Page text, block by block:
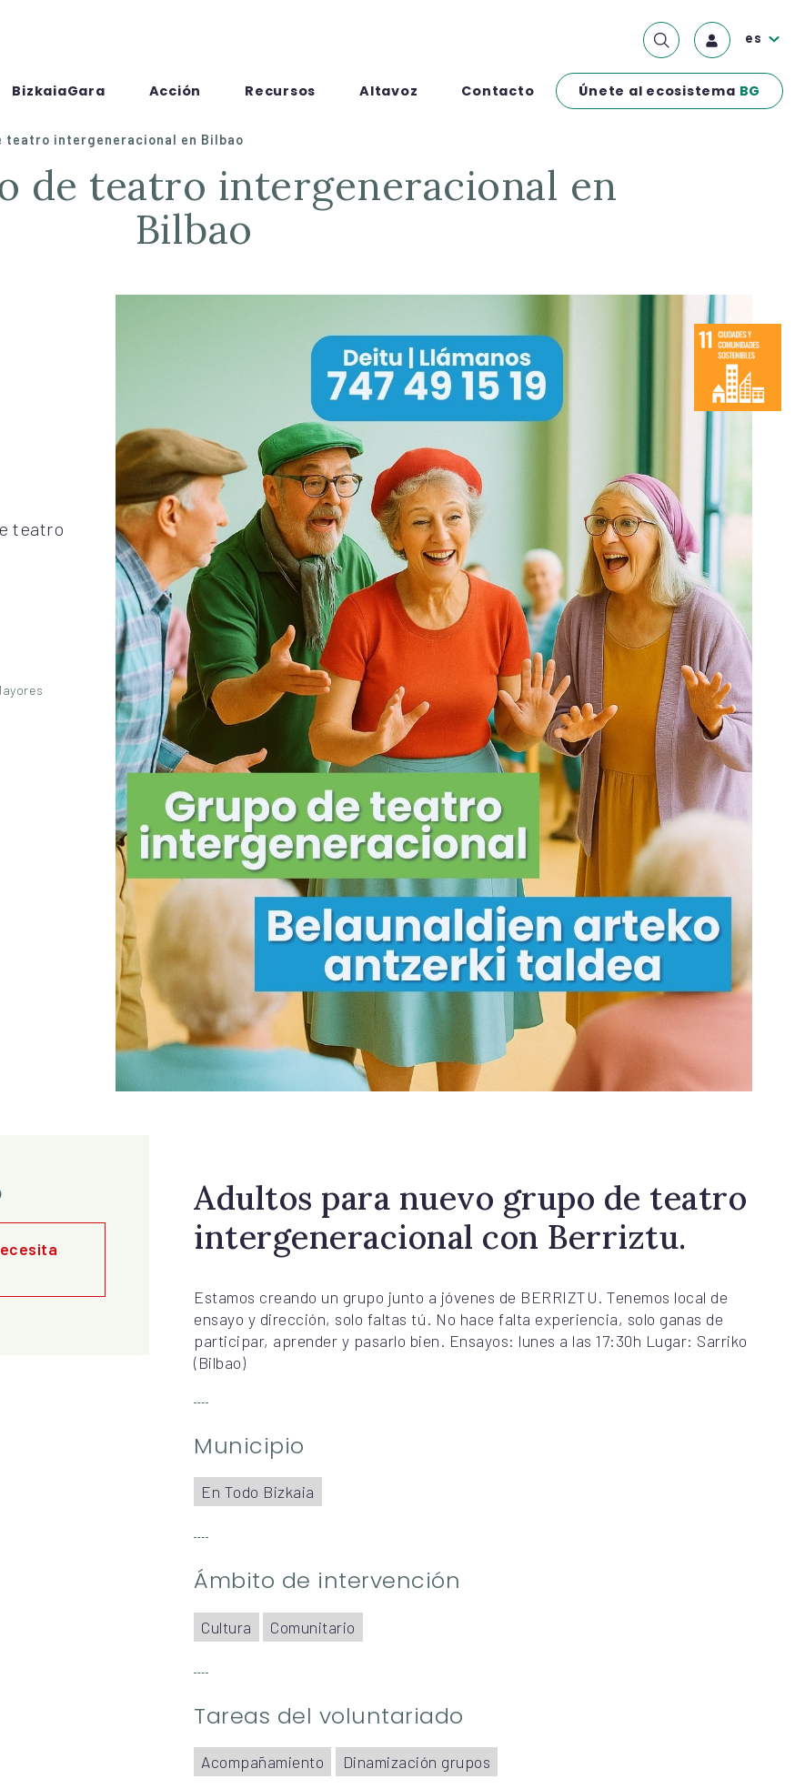
BizkaiaGara Acción Recursos Altavoz Contacto Únete al ecosistema BG
es
teatro intergeneracional en Bilbao
Bilbao
teatro
Adultos para nuevo grupo de teatro
intergeneracional con Berriztu.
Estamos creando un grupo junto a jóvenes de BERRIZTU. Tenemos local de
ensayo y dirección, solo faltas tú. No hace falta experiencia, solo ganas de
participar, aprender y pasarlo bien. Ensayos: lunes a las 17:30h Lugar: Sarriko
(Bilbao)
Municipio
En Todo Bizkaia
Ámbito de intervención
Cultura Comunitario
Tareas del voluntariado
Acompañamiento Dinamización grupos